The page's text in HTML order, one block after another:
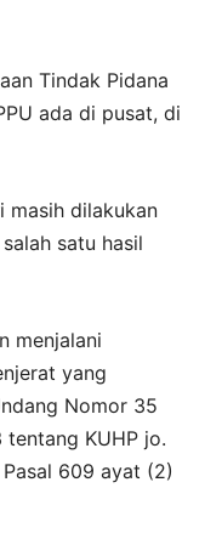
Tindak Pidana
ada di pusat, di
masih dilakukan
satu hasil
menjalani
yang
Nomor 35
KUHP jo.
609 ayat (2)